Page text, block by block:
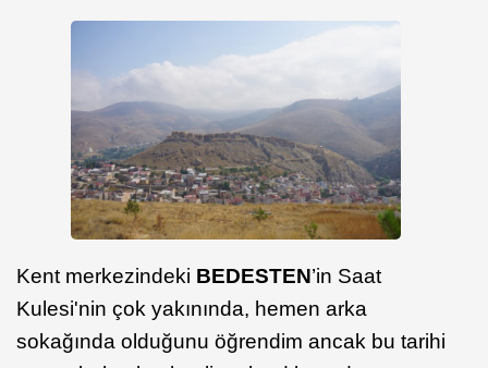
Kent merkezindeki BEDESTEN’in Saat
Kulesi'nin çok yakınında, hemen arka
sokağında olduğunu öğrendim ancak bu tarihi